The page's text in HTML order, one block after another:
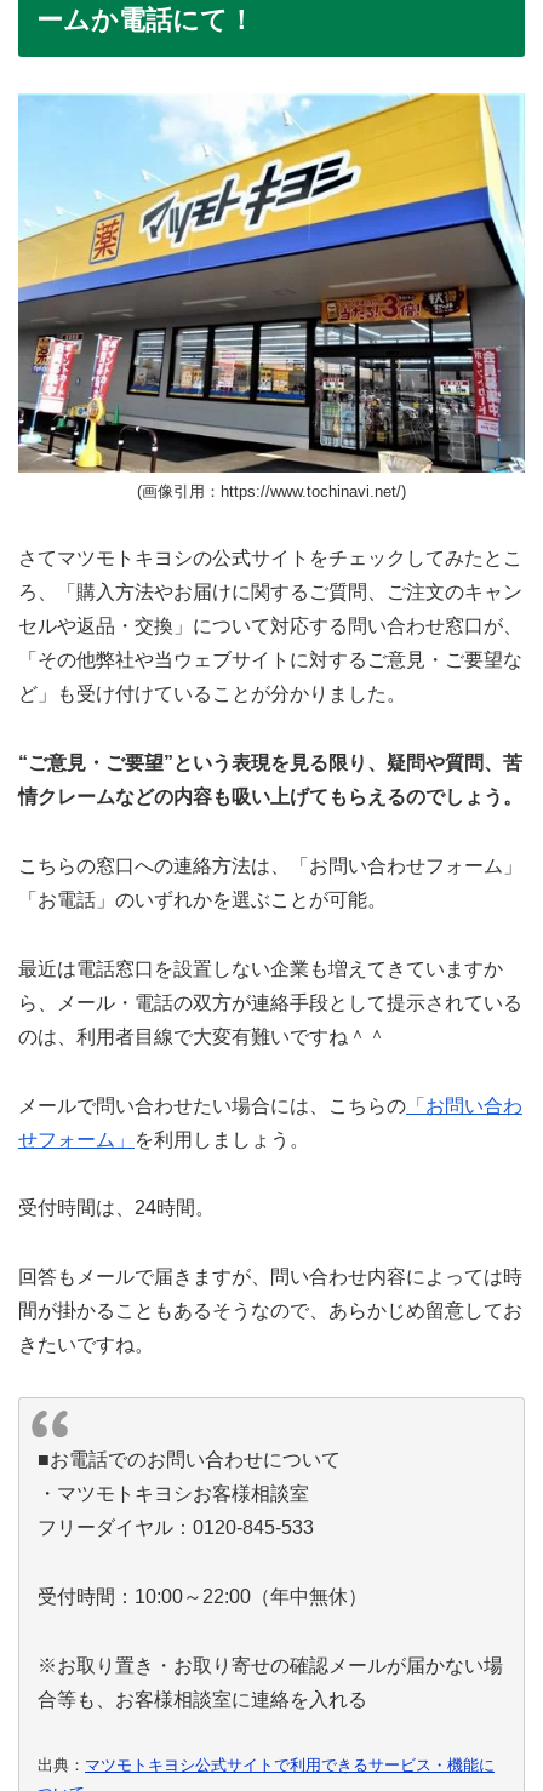
ームか電話にて！
(画像引用：https://www.tochinavi.net/)
さてマツモトキヨシの公式サイトをチェックしてみたとこ
ろ、「購入方法やお届けに関するご質問、ご注文のキャン
セルや返品・交換」について対応する問い合わせ窓口が、
「その他弊社や当ウェブサイトに対するご意見・ご要望な
ど」も受け付けていることが分かりました。
“ご意見・ご要望”という表現を見る限り、疑問や質問、苦
情クレームなどの内容も吸い上げてもらえるのでしょう。
こちらの窓口への連絡方法は、「お問い合わせフォーム」
「お電話」のいずれかを選ぶことが可能。
最近は電話窓口を設置しない企業も増えてきていますか
ら、メール・電話の双方が連絡手段として提示されている
のは、利用者目線で大変有難いですね＾＾
メールで問い合わせたい場合には、こちらの 「お問い合わ
せフォーム」
を利用しましょう。
受付時間は、24時間。
回答もメールで届きますが、問い合わせ内容によっては時
間が掛かることもあるそうなので、あらかじめ留意してお
きたいですね。
■お電話でのお問い合わせについて
・マツモトキヨシお客様相談室
フリーダイヤル：0120-845-533
受付時間：10:00～22:00（年中無休）
※お取り置き・お取り寄せの確認メールが届かない場
合等も、お客様相談室に連絡を入れる
出典： マツモトキヨシ公式サイトで利用できるサービス・機能に